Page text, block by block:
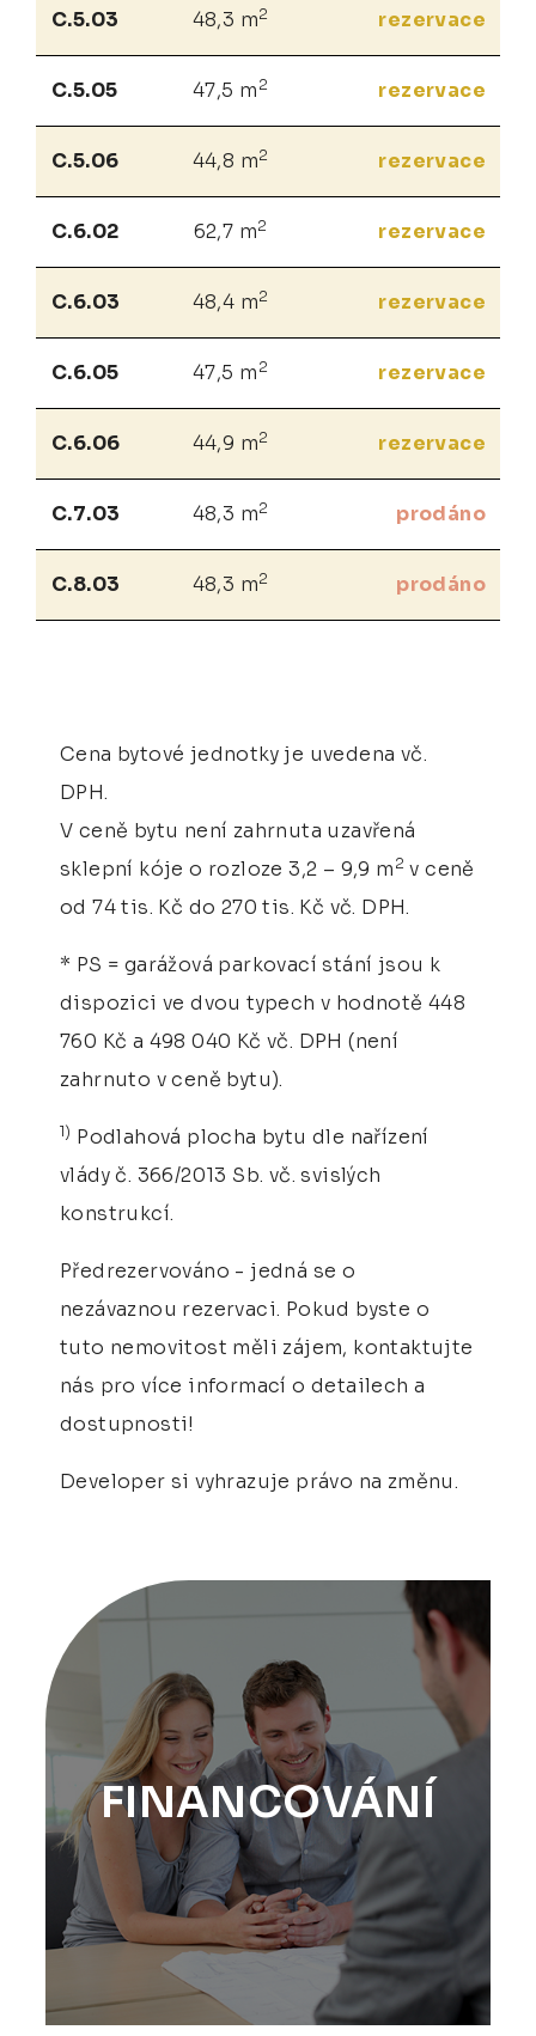
C.5.03 48,3 m2 rezervace
C.5.05 47,5 m 2 rezervace
C.5.06 44,8 m2 rezervace
C.6.02 62,7 m2 rezervace
C.6.03 48,4 m2 rezervace
C.6.05 47,5 m 2 rezervace
C.6.06 44,9 m2 rezervace
C.7.03 48,3 m2 prodáno
C.8.03 48,3 m2 prodáno
Cena bytové jednotky je uvedena vč.
DPH.
V ceně bytu není zahrnuta uzavřená
sklepní kóje o rozloze 3,2 – 9,9 m 2 v ceně
od 74 tis. Kč do 270 tis. Kč vč. DPH.
* PS = garážová parkovací stání jsou k
dispozici ve dvou typech v hodnotě 448
760 Kč a 498 040 Kč vč. DPH (není
zahrnuto v ceně bytu).
1) Podlahová plocha bytu dle nařízení
vlády č. 366/2013 Sb. vč. svislých
konstrukcí.
Předrezervováno - jedná se o
nezávaznou rezervaci. Pokud byste o
tuto nemovitost měli zájem, kontaktujte
nás pro více informací o detailech a
dostupnosti!
Developer si vyhrazuje právo na změnu.
FINANCOVÁNÍ